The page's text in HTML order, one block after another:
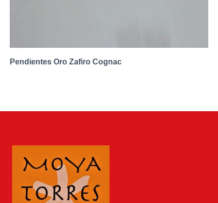
Pendientes Oro Zafiro Cognac